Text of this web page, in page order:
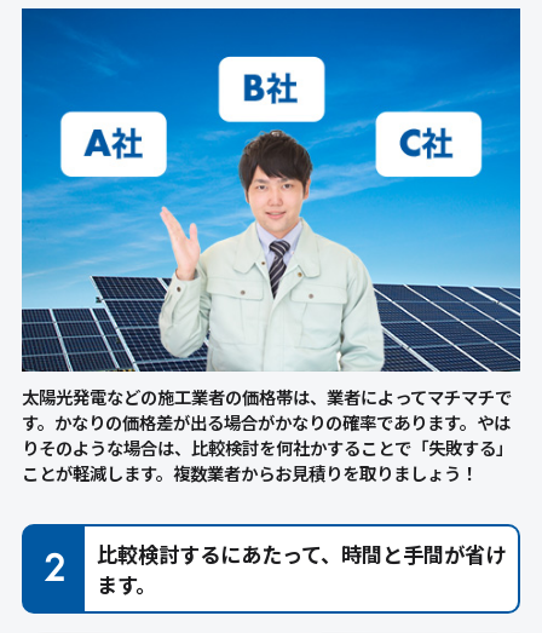
太陽光発電などの施工業者の価格帯は、業者によってマチマチで
す。かなりの価格差が出る場合がかなりの確率であります。やは
りそのような場合は、比較検討を何社かすることで「失敗する」
ことが軽減します。複数業者からお見積りを取りましょう！
比較検討するにあたって、時間と手間が省け
ます。